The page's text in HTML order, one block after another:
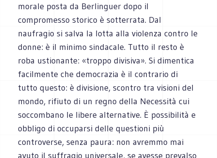
morale posta da Berlinguer dopo il
compromesso storico è sotterrata. Dal
naufragio si salva la lotta alla violenza contro le
donne: è il minimo sindacale. Tutto il resto è
roba ustionante: «troppo divisiva». Si dimentica
facilmente che democrazia è il contrario di
tutto questo: è divisione, scontro tra visioni del
mondo, rifiuto di un regno della Necessità cui
soccombano le libere alternative. È possibilità e
obbligo di occuparsi delle questioni più
controverse, senza paura: non avremmo mai
avuto il suffragio universale, se avesse prevalso